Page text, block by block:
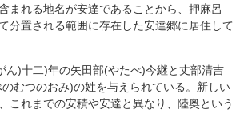
まれる地名が安達であることから、押麻呂
分置される範囲に存在した安達郷に居住して
ん)十二)年の矢田部(やたべ)今継と丈部清吉
むつのおみ)の姓を与えられている。新しい
これまでの安積や安達と異なり、陸奥という